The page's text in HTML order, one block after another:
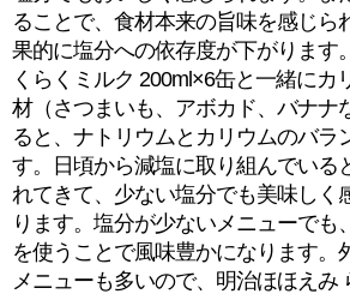
ることで、食材本来の旨味を感じら
果的に塩分への依存度が下がります
くらくミルク 200ml×6缶と一緒にカ
材（さつまいも、アボカド、バナナ
ると、ナトリウムとカリウムのバラ
す。日頃から減塩に取り組んでいる
れてきて、少ない塩分でも美味しく
ります。塩分が少ないメニューでも
を使うことで風味豊かになります。
メニューも多いので、明治ほほえみ